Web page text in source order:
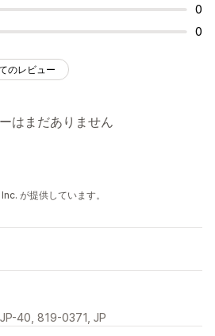
0
0
のレビュー
はまだありません
が提供しています。
40, 819-0371, JP